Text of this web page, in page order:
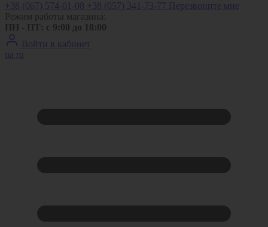
+38 (067) 574-01-08 +38 (057) 341-73-77 Перезвоните мне
Режим работы магазина:
ПН - ПТ: с 9:00 до 18:00
Войти в кабинет
ua
ru